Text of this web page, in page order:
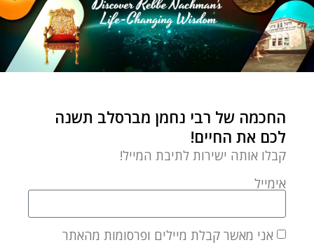
החכמה של רבי נחמן מברסלב תשנה
לכם את החיים!
קבלו אותה ישירות לתיבת המייל!
אימייל
אני מאשר קבלת מיילים ופרסומות מהאתר